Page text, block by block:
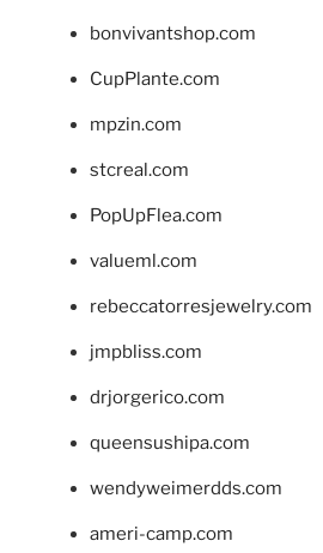
bonvivantshop.com
CupPlante.com
mpzin.com
stcreal.com
PopUpFlea.com
valueml.com
rebeccatorresjewelry.com
jmpbliss.com
drjorgerico.com
queensushipa.com
wendyweimerdds.com
ameri-camp.com